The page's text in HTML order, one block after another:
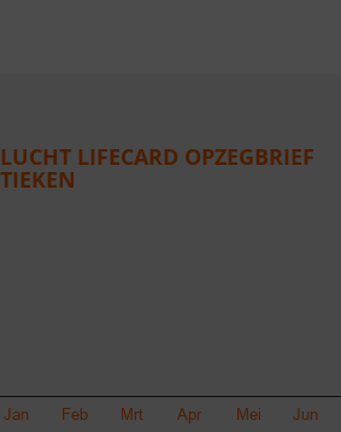
LIFECARD OPZEGBRIEF